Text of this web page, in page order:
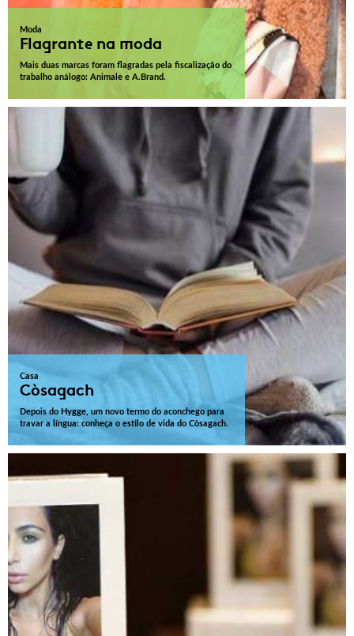
Moda
Flagrante na moda
Mais duas marcas foram flagradas pela fiscalização do
trabalho análogo: Animale e A.Brand.
Casa
Còsagach
Depois do Hygge, um novo termo do aconchego para
travar a língua: conheça o estilo de vida do Còsagach.